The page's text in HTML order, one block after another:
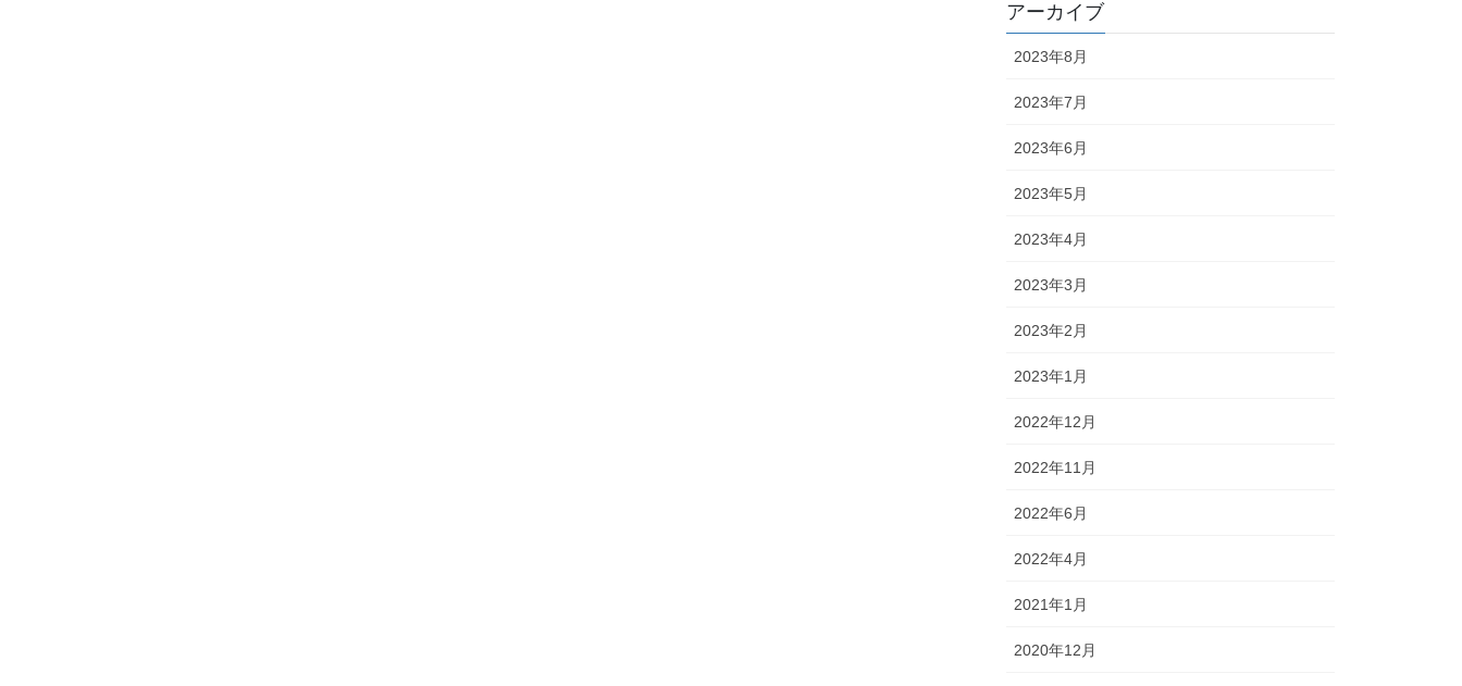
アーカイブ
2023年8月
2023年7月
2023年6月
2023年5月
2023年4月
2023年3月
2023年2月
2023年1月
2022年12月
2022年11月
2022年6月
2022年4月
2021年1月
2020年12月